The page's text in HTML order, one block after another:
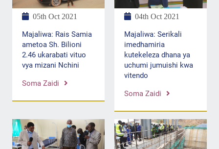
05th Oct 2021
Majaliwa: Rais Samia
ametoa Sh. Bilioni
2.46 ukarabati vituo
vya mizani Nchini
Soma Zaidi
04th Oct 2021
Majaliwa: Serikali
imedhamiria
kutekeleza dhana ya
uchumi jumuishi kwa
vitendo
Soma Zaidi